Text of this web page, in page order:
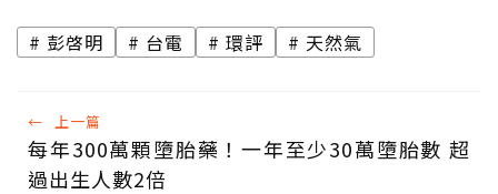
彭啓明 台電 環評 天然氣
← 上一篇
每年300萬顆墮胎藥！一年至少30萬墮胎數 超
過出生人數2倍